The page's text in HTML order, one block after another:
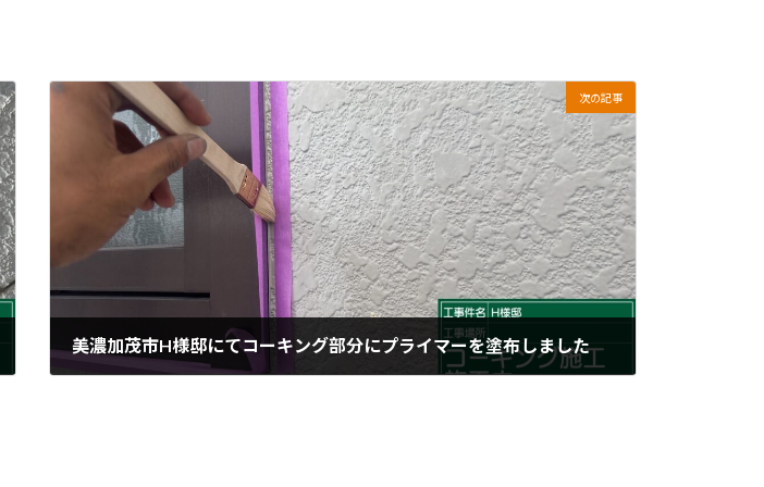
次の記事
美濃加茂市H様邸にてコーキング部分にプライマーを塗布しました